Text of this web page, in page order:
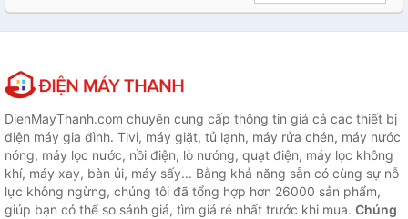
DienMayThanh.com chuyên cung cấp thông tin giá cả các thiết bị
điện máy gia đình. Tivi, máy giặt, tủ lạnh, máy rửa chén, máy nước
nóng, máy lọc nước, nồi điện, lò nướng, quạt điện, máy lọc không
khí, máy xay, bàn ủi, máy sấy... Bằng khả năng sẵn có cùng sự nỗ
lực không ngừng, chúng tôi đã tổng hợp hơn 26000 sản phẩm,
giúp bạn có thể so sánh giá, tìm giá rẻ nhất trước khi mua. Chúng